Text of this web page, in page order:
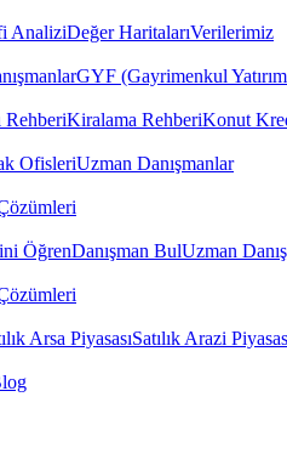
AnaliziDeğer HaritalarıVerilerimiz
GYF (Gayrimenkul
RehberiKiralama RehberiKonut
OfisleriUzman Danışmanlar
ÖğrenDanışman BulUzman
Arsa PiyasasıSatılık Arazi